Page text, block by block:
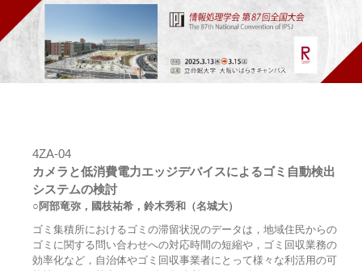
4ZA-04
カメラと低消費電力エッジデバイスによるゴミ自動検出
システムの検討
○阿部竜弥，國枝祐希，鈴木秀和（名城大）
ゴミ集積所におけるゴミの滞留状況のデータは，地域住民からの
ゴミに関する問い合わせへの対応時間の短縮や，ゴミ回収業務の
効率化など，自治体やゴミ回収事業者にとって様々な利活用の可